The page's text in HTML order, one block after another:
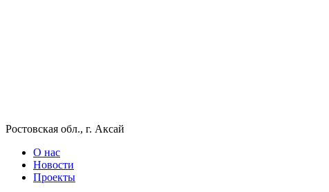
Ростовская обл., г. Аксай
О нас
Новости
Проекты